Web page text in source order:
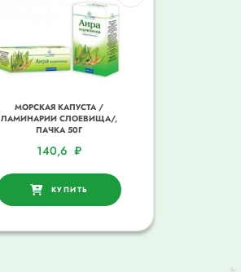
МОРСКАЯ КАПУСТА /
ЛАМИНАРИИ СЛОЕВИЩА/,
ПАЧКА 50Г
140,6 ₽
КУПИТЬ